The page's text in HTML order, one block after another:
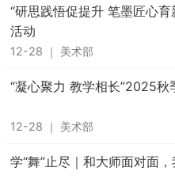
“研思践悟促提升 笔墨匠心
活动
12-28 ｜ 美术部
“凝心聚力 教学相长”2025秋
12-28 ｜ 美术部
学“舞”止尽｜和大师面对面，